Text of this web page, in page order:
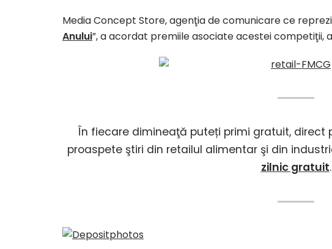
Media Concept Store, agenţia de comunicare ce
Anului”, a acordat premiile asociate acestei competiţii,
În fiecare dimineaţă puteți primi gratuit, direct
proaspete ştiri din retailul alimentar şi din
zilnic gratuit.